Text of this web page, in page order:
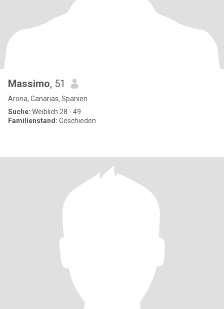
Massimo, 51
Arona, Canarias, Spanien
Suche: Weiblich 28 - 49
Familienstand: Geschieden